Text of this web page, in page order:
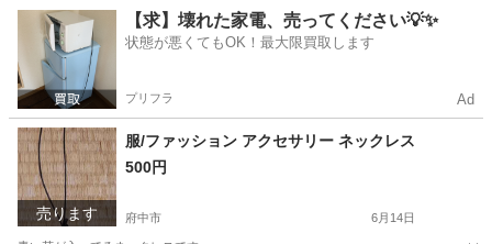
東京 府中市 その他 帆布
【求】壊れた家電、売ってください💡✨
状態が悪くてもOK！最大限買取します
プリフラ Ad
売ります
服/ファッション アクセサリー ネックレス
500円
府中市 6月14日